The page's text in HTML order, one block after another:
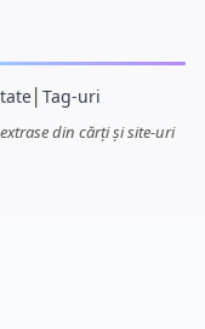
│ Tag-uri
din cărți și site-uri